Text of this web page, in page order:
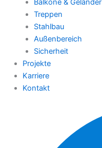
Balkone & Geländer
Treppen
Stahlbau
Außenbereich
Sicherheit
Projekte
Karriere
Kontakt